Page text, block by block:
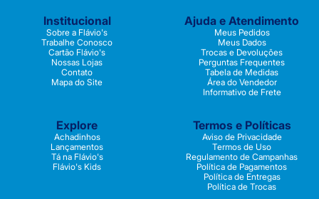
Institucional
Sobre a Flávio's
Trabalhe Conosco
Cartão Flávio's
Nossas Lojas
Contato
Mapa do Site
Ajuda e Atendimento
Meus Pedidos
Meus Dados
Trocas e Devoluções
Perguntas Frequentes
Tabela de Medidas
Área do Vendedor
Informativo de Frete
Explore
Achadinhos
Lançamentos
Tá na Flávio's
Flávio's Kids
Termos e Políticas
Aviso de Privacidade
Termos de Uso
Regulamento de Campanhas
Política de Pagamentos
Política de Entregas
Política de Trocas